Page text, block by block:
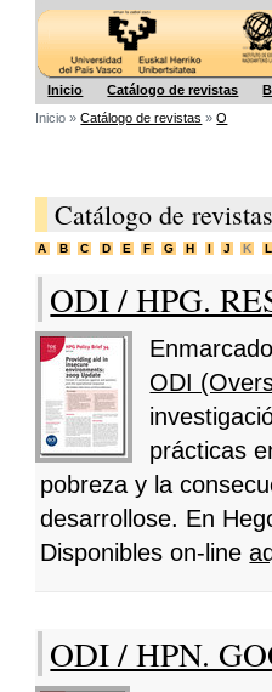
Inicio Catálogo de revistas
Inicio »Catálogo de revistas »O
Catálogo de revistas
A B C D E F G H I J K L
ODI / HPG.
ODI
prácticas
pobreza y la
desarrollose. En
Disponibles on-line
ODI / HPN.